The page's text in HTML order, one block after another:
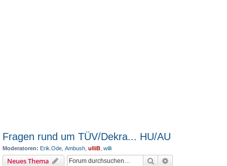
Fragen rund um TÜV/Dekra... HU/AU
Moderatoren: Erik.Ode Ambush ulliB willi
Neues Thema Suche